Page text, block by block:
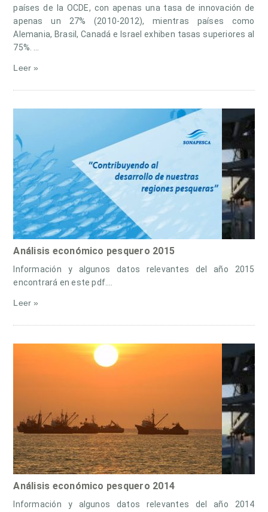
países de la OCDE, con apenas una tasa de innovación de
apenas un 27% (2010-2012), mientras países como
Alemania, Brasil, Canadá e Israel exhiben tasas superiores al
75%. …
Leer »
Análisis económico pesquero 2015
Información y algunos datos relevantes del año 2015
encontrará en este pdf.…
Leer »
Análisis económico pesquero 2014
Información y algunos datos relevantes del año 2014